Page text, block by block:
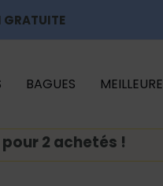
BAGUES
pour 2 achetés !